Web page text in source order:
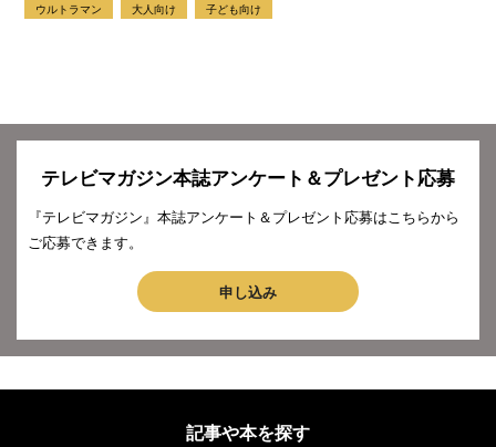
ウルトラマン 大人向け 子ども向け
テレビマガジン本誌アンケート＆プレゼント応募
『テレビマガジン』本誌アンケート＆プレゼント応募はこちらから
ご応募できます。
申し込み
記事や本を探す